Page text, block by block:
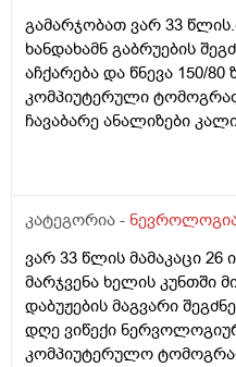
გამარჯობათ ვარ 33
ხანდახამნ გაბრუების
აჩქარება და წნევა 150/
კომპიუტერული
ჩავაბარე ანალიზები
კატეგორია -
ვარ 33 წლის მამაკაცი 26
მარჯვენა ხელის კუნთში
დაბუჟების მაგვარი
დღე ვიწექი
კომპიუტერულო